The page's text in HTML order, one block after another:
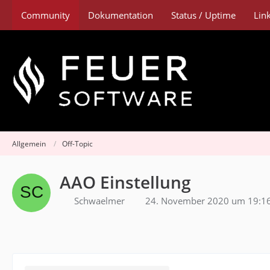
Community Dokumentation Status / Uptime
Allgemein Off-Topic
AAO Einstellung
Schwaelmer 24. November 2020 um